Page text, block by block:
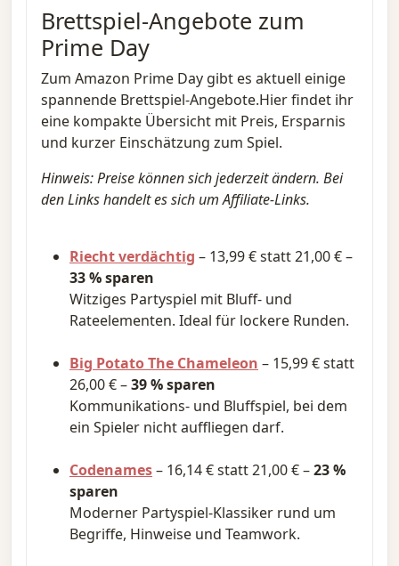
Brettspiel-Angebote zum
Prime Day
Zum Amazon Prime Day gibt es aktuell einige
spannende Brettspiel-Angebote.Hier findet ihr
eine kompakte Übersicht mit Preis, Ersparnis
und kurzer Einschätzung zum Spiel.
Hinweis: Preise können sich jederzeit ändern. Bei
den Links handelt es sich um Affiliate-Links.
Riecht verdächtig – 13,99 € statt 21,00 € –
33 % sparen
Witziges Partyspiel mit Bluff- und
Rateelementen. Ideal für lockere Runden.
Big Potato The Chameleon – 15,99 € statt
26,00 € –39 % sparen
Kommunikations- und Bluffspiel, bei dem
ein Spieler nicht auffliegen darf.
Codenames– 16,14 € statt 21,00 € –23 %
sparen
Moderner Partyspiel-Klassiker rund um
Begriffe, Hinweise und Teamwork.